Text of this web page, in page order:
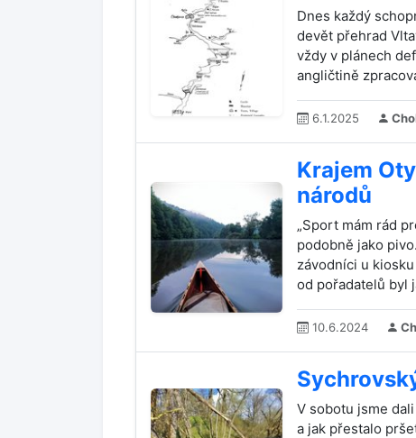
Dnes každý
devět přehrad
vždy v plánech
angličtině
6.1.2025
Krajem
národů
„Sport mám rád
podobně jako
závodníci u
od pořadatelů byl
10.6.2024
V sobotu jsme
a jak přestalo